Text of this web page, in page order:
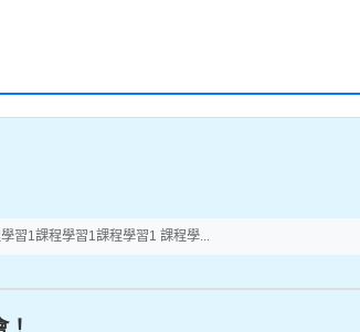
習1課程學習1課程學習1 課程學...